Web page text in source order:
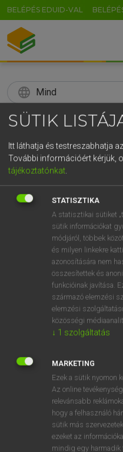
BELÉPÉS EDUID-VAL
language Mind
search
Díjmentes angol
space traveller fn űrutas
űrhajós
⚲ space travellerkeresése
DÍJMENTES ANGOL
spacesuit
space-time
space-time continuum
space travel
space traveller
SÜTIK
Itt láthatja és testreszabhatja
További információért kérjük,
tájékoztatónkat
STATISZTIKA
A statisztikai sütiket
sütik információkat
módjáról, többek
és milyen linkekre
azonosítására nem
összesítettek és
funkcióinak javítása.
származó elemzési
elemzési
közösségi
↓ 1 szolgáltatás
MARKETING
Ezek a sütik nyomon
Az online
relevánsabb
hogy a felhasználó
sütik más
ezeket az
mindig egy harmadik
GR
5 6 7 8
r t z u i
k l
n m ,